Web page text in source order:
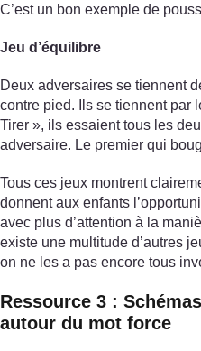
C’est un bon exemple de
Jeu d’équilibre
Deux adversaires se tiennent
contre pied. Ils se tiennent par
Tirer », ils essaient tous les
adversaire. Le premier qui
Tous ces jeux montrent
donnent aux enfants
avec plus d’attention à la
existe une multitude d’autres
on ne les a pas encore tous
Ressource 3 :
autour du mot force